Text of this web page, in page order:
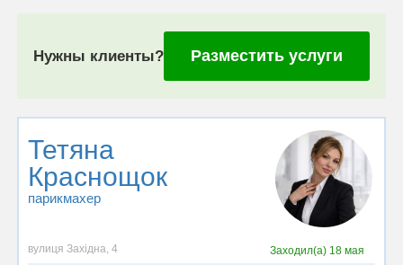
Нужны клиенты? Разместить услуги
Тетяна
Краснощок
парикмахер
вулиця Західна, 4 Заходил(а) 18 мая